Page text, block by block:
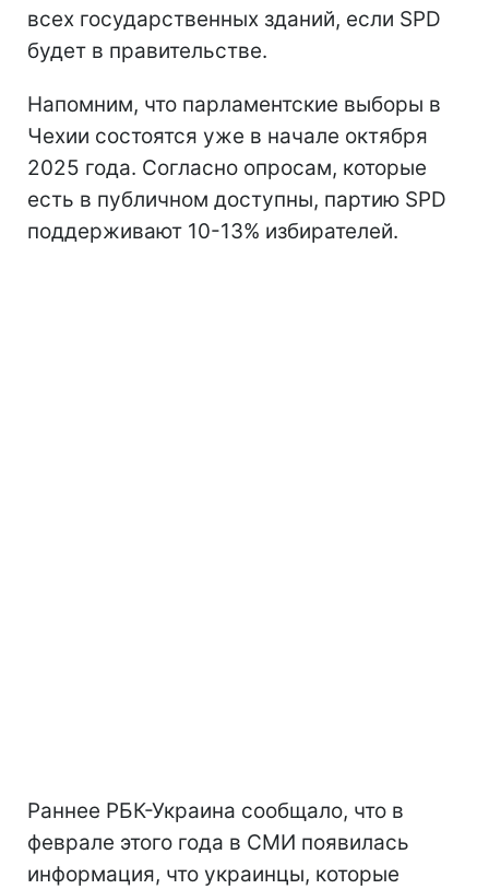
всех государственных зданий, если SPD
будет в правительстве.
Напомним, что парламентские выборы в
Чехии состоятся уже в начале октября
2025 года. Согласно опросам, которые
есть в публичном доступны, партию SPD
поддерживают 10-13% избирателей.
Раннее РБК-Украина сообщало, что в
феврале этого года в СМИ появилась
информация, что украинцы, которые